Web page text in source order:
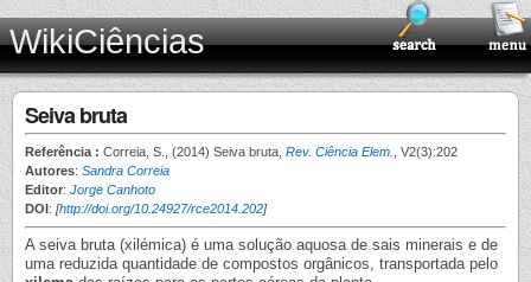
WikiCiências
Seiva bruta
Referência : Correia, S., (2014) Seiva bruta, Rev. Ciência Elem.
, V2(3):202
Autores: Sandra Correia
Editor: Jorge Canhoto
DOI: [http://doi.org/10.24927/rce2014.202]
A seiva bruta (xilémica) é uma solução aquosa de sais minerais e de
uma reduzida quantidade de compostos orgânicos, transportada pelo